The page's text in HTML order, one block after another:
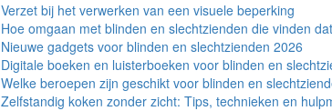
Verzet bij het verwerken van een visuele beperking
Hoe omgaan met blinden en slechtzienden die vinden
Nieuwe gadgets voor blinden en slechtzienden 2026
Digitale boeken en luisterboeken voor blinden en
Welke beroepen zijn geschikt voor blinden en
Zelfstandig koken zonder zicht: Tips, technieken en